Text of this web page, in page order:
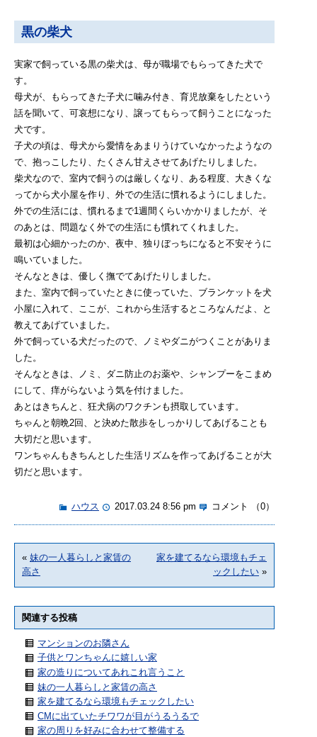
黒の柴犬
実家で飼っている黒の柴犬は、母が職場でもらってきた犬で
す。
母犬が、もらってきた子犬に噛み付き、育児放棄をしたという
話を聞いて、可哀想になり、譲ってもらって飼うことになった
犬です。
子犬の頃は、母犬から愛情をあまりうけていなかったようなの
で、抱っこしたり、たくさん甘えさせてあげたりしました。
柴犬なので、室内で飼うのは厳しくなり、ある程度、大きくな
ってから犬小屋を作り、外での生活に慣れるようにしました。
外での生活には、慣れるまで1週間くらいかかりましたが、そ
のあとは、問題なく外での生活にも慣れてくれました。
最初は心細かったのか、夜中、独りぼっちになると不安そうに
鳴いていました。
そんなときは、優しく撫でてあげたりしました。
また、室内で飼っていたときに使っていた、ブランケットを犬
小屋に入れて、ここが、これから生活するところなんだよ、と
教えてあげていました。
外で飼っている犬だったので、ノミやダニがつくことがありま
した。
そんなときは、ノミ、ダニ防止のお薬や、シャンプーをこまめ
にして、痒がらないよう気を付けました。
あとはきちんと、狂犬病のワクチンも摂取しています。
ちゃんと朝晩2回、と決めた散歩をしっかりしてあげることも
大切だと思います。
ワンちゃんもきちんとした生活リズムを作ってあげることが大
切だと思います。
ハウス 2017.03.24 8:56 pm コメント （0）
« 妹の一人暮らしと家賃の
高さ
家を建てるなら環境もチェ
ックしたい »
関連する投稿
マンションのお隣さん
子供とワンちゃんに嬉しい家
家の造りについてあれこれ言うこと
妹の一人暮らしと家賃の高さ
家を建てるなら環境もチェックしたい
CMに出ていたチワワが目がうるうるで
家の周りを好みに合わせて整備する